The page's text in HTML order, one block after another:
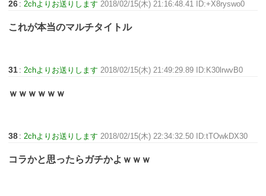
26 : 2chよりお送りします 2018/02/15(木) 21:16:48.41 ID:+X8ryswo0
これが本当のマルチタイトル
31 : 2chよりお送りします 2018/02/15(木) 21:49:29.89 ID:K30lrwvB0
ｗｗｗｗｗｗ
38 : 2chよりお送りします 2018/02/15(木) 22:34:32.50 ID:tTOwkDX30
コラかと思ったらガチかよｗｗｗ